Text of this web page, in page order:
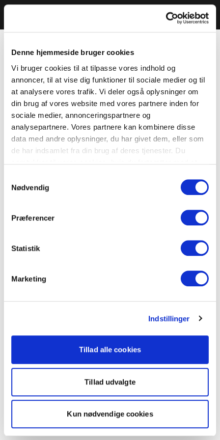
Denne hjemmeside bruger cookies
Vi bruger cookies til at tilpasse vores indhold og
annoncer, til at vise dig funktioner til sociale medier og til
at analysere vores trafik. Vi deler også oplysninger om
din brug af vores website med vores partnere inden for
sociale medier, annonceringspartnere og
analysepartnere. Vores partnere kan kombinere disse
data med andre oplysninger, du har givet dem, eller som
de har indsamlet fra din brug af deres tjenester. Du
Nødvendig
Præferencer
Statistik
Marketing
Indstillinger
Tillad alle cookies
Tillad udvalgte
Kun nødvendige cookies